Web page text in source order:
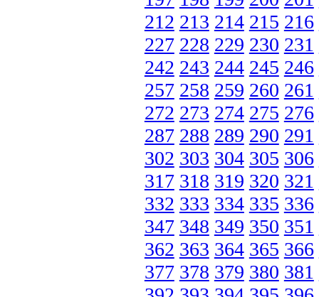
212 213 214 215 216
227 228 229 230 231
242 243 244 245 246
257 258 259 260 261
272 273 274 275 276
287 288 289 290 291
302 303 304 305 306
317 318 319 320 321
332 333 334 335 336
347 348 349 350 351
362 363 364 365 366
377 378 379 380 381